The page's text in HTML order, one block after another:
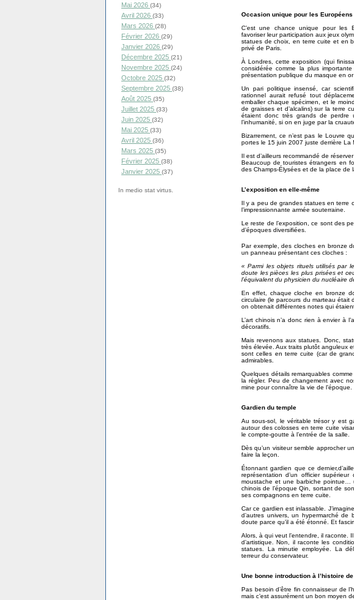
Mai 2026 (34)
Avril 2026 (33)
Mars 2026 (28)
Février 2026 (29)
Janvier 2026 (29)
Décembre 2025 (21)
Novembre 2025 (24)
Octobre 2025 (32)
Septembre 2025 (38)
Août 2025 (35)
Juillet 2025 (33)
Juin 2025 (32)
Mai 2025 (33)
Avril 2025 (36)
Mars 2025 (35)
Février 2025 (38)
Janvier 2025 (37)
In medio stat virtus.
Occasion unique pour les Européens
C’est une chance unique pour les
favoriser leur participation aux jeux
statues de choix, en terre cuite et en
privé de Paris.
À Londres, cette exposition (qui
considérée comme la plus
présentation publique du masque en
Un pari politique insensé, car
rationnel aurait refusé tout
emballer chaque spécimen, et le
de graisses et d’alcalins) sur la terre
étaient donc très grands de perdre
l’inhumanité, si on en juge par la
Bizarrement, ce n’est pas le Louvre
portes le 15 juin 2007 juste derrière La
Il est d’ailleurs recommandé de
Beaucoup de touristes étrangers en
des Champs-Élysées et de la place de
L’exposition en elle-même
Il y a peu de grandes statues en terre
l’impressionnante armée souterraine.
Le reste de l’exposition, ce sont des
d’époques diversifiées.
Par exemple, des cloches en bronze
un panneau présentant ces cloches :
« Parmi les objets rituels utilisés par
doute les pièces les plus prisées et
l’équivalent du physicien du nucléaire
En effet, chaque cloche en bronze
circulaire (le parcours du marteau était
on obtenait différentes notes qui
L’art chinois n’a donc rien à envier à
décoratifs.
Mais revenons aux statues. Donc,
très élevée. Aux traits plutôt anguleux
sont celles en terre cuite (car de
admirables.
Quelques détails remarquables
la régler. Peu de changement avec
mine pour connaître la vie de l’époque.
Gardien du temple
Au sous-sol, le véritable trésor y est
autour des colosses en terre cuite
le compte-goutte à l’entrée de la salle.
Dès qu’un visiteur semble approcher
faire la leçon.
Étonnant gardien que ce
représentation d’un officier
moustache et une barbiche pointue…
chinois de l’époque Qin, sortant de
ses compagnons en terre cuite.
Car ce gardien est inlassable.
d’autres univers, un hypermarché
doute parce qu’il a été étonné. Et
Alors, à qui veut l’entendre, il raconte.
d’artistique. Non, il raconte les
statues. La minutie employée. La
terreur du conservateur.
Une bonne introduction à l’histoire
Pas besoin d’être fin connaisseur de
mais c’est assurément un bon moyen